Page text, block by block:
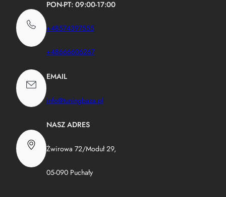
PON-PT: 09:00-17:00
+48574397555
+48666606267
EMAIL
info@tuningbaza.pl
NASZ ADRES
Żwirowa 72/Moduł 29,
05-090 Puchały